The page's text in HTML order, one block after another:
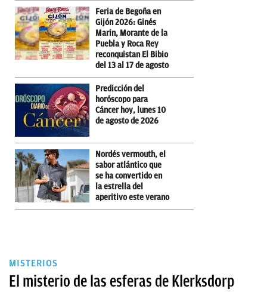
Feria de Begoña en
Gijón 2026: Ginés
Marin, Morante de la
Puebla y Roca Rey
reconquistan El Bibio
del 13 al 17 de agosto
Predicción del
horóscopo para
Cáncer hoy, lunes 10
de agosto de 2026
Nordés vermouth, el
sabor atlántico que
se ha convertido en
la estrella del
aperitivo este verano
MISTERIOS
El misterio de las esferas de Klerksdorp